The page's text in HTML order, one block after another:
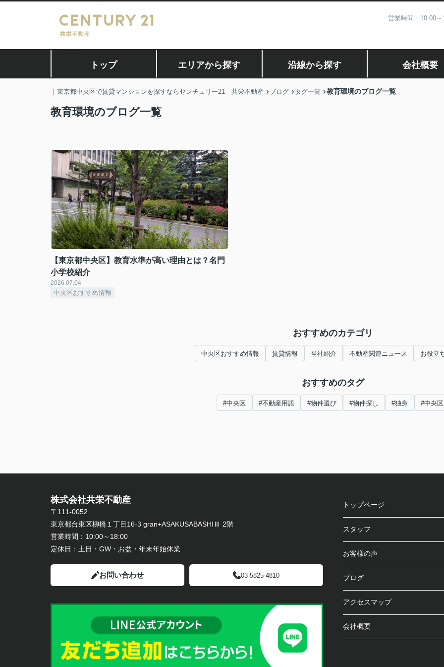
営業時間：10:00
トップ エリアから探す 沿線から探す 会社概要
｜東京都中央区で賃貸マンションを探すならセンチュリー21 共栄不動産 ブログ タグ一覧 教育環境のブログ一覧
教育環境のブログ一覧
【東京都中央区】教育水準が高い理由とは？名門
小学校紹介
2026.07.04
中央区おすすめ情報
おすすめのカテゴリ
中央区おすすめ情報 賃貸情報 当社紹介 不動産関連ニュース お役立
おすすめのタグ
#中央区 #不動産用語 #物件選び #物件探し #独身 #中央区
株式会社共栄不動産
〒111-0052
東京都台東区柳橋１丁目16-3 gran+ASAKUSABASHIⅢ 2階
営業時間： 10:00～18:00
定休日： 土日・GW・お盆・年末年始休業
お問い合わせ 03-5825-4810
トップページ
スタッフ
お客様の声
ブログ
アクセスマップ
会社概要